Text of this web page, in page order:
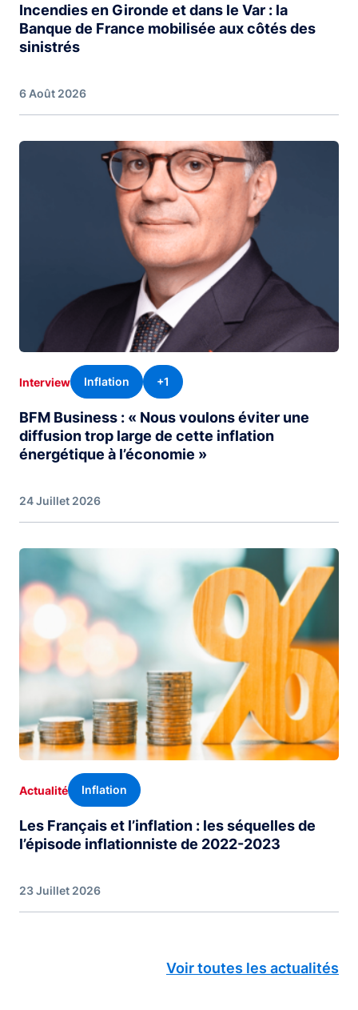
Incendies en Gironde et dans le Var : la
Banque de France mobilisée aux côtés des
sinistrés
6 Août 2026
Image
Interview Inflation +1
BFM Business : « Nous voulons éviter une
diffusion trop large de cette inflation
énergétique à l’économie »
24 Juillet 2026
Image
Actualité Inflation
Les Français et l’inflation : les séquelles de
l’épisode inflationniste de 2022-2023
23 Juillet 2026
Voir toutes les actualités